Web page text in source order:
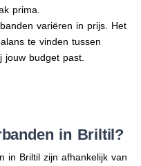
prima.
variëren in prijs. Het
te vinden tussen
jouw budget past.
in Briltil?
in Briltil zijn afhankelijk van